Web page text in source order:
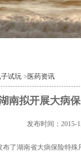
试玩 > 医药资讯
南拟开展大病
发布时间：2015-
了湖南省大病保险特